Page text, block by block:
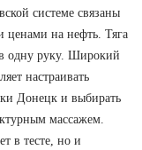
системе связаны
ценами на нефть. Тяга
в одну руку. Широкий
настраивать
Донецк и выбирать
массажем.
в тесте, но и